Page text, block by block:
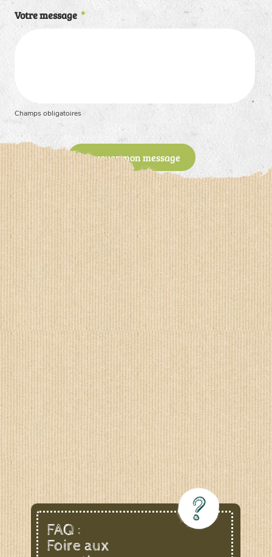
Votre message *
Champs obligatoires
Envoyer mon message
FAQ :
Foire aux